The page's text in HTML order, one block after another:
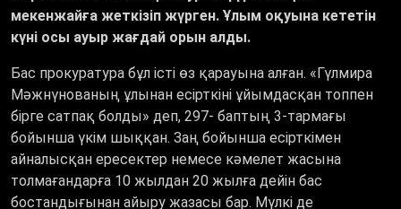
мекенжайға жеткізіп жүрген. Ұлым оқуына кететін
күні осы ауыр жағдай орын алды.
Бас прокуратура бұл істі өз қарауына алған. «Гүлмира
Мәжнүнованың ұлынан есірткіні ұйымдасқан топпен
бірге сатпақ болды» деп, 297- баптың 3-тармағы
бойынша үкім шыққан. Заң бойынша есірткімен
айналысқан ересектер немесе кәмелет жасына
толмағандарға 10 жылдан 20 жылға дейін бас
бостандығынан айыру жазасы бар. Мүлкі де